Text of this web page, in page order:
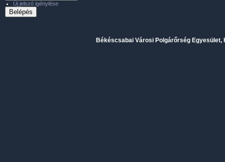
Új jelszó igénylése
Békéscsabai Városi Polgárőrség Egyesület,